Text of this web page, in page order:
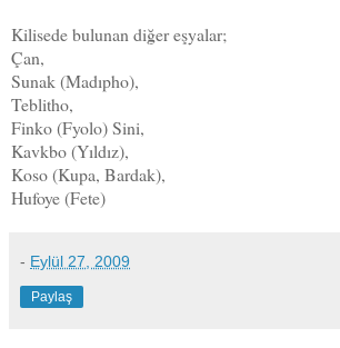
Kilisede bulunan diğer eşyalar;
Çan,
Sunak (Madıpho),
Teblitho,
Finko (Fyolo) Sini,
Kavkbo (Yıldız),
Koso (Kupa, Bardak),
Hufoye (Fete)
- Eylül 27, 2009
Paylaş